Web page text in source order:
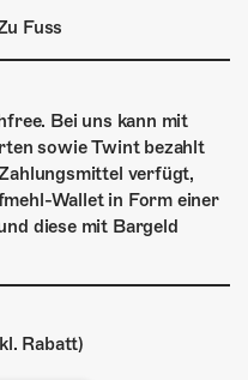
Fuss
Bei uns kann mit
sowie Twint bezahlt
verfügt,
Wallet in Form einer
diese mit Bargeld
Rabatt)